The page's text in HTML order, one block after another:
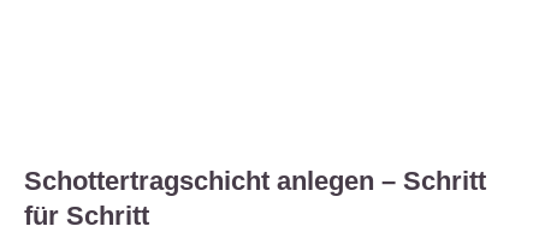
Schottertragschicht anlegen – Schritt
für Schritt